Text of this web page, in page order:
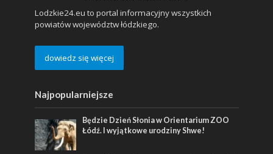
Lodzkie24.eu to portal informacyjny wszystkich
powiatów województw łódzkiego.
dowiedz się więcej
Najpopularniejsze
Będzie Dzień Słonia w Orientarium ZOO
Łódź. I wyjątkowe urodziny Shwe!